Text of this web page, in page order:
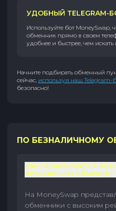
УДОБНЫЙ TELEGRAM-
Используйте бот MoneySwap,
обменник прямо в своем
удобнее и быстрее, чем искать
Начните подбирать обменный
сейчас, используя наш Telegram-
безопасно!
ПО БЕЗНАЛИЧНОМУ
Как гарантируется
безналичных обменов?
На MoneySwap
обменники с высоким